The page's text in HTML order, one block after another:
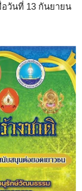
วันที่ 13 กันยายน